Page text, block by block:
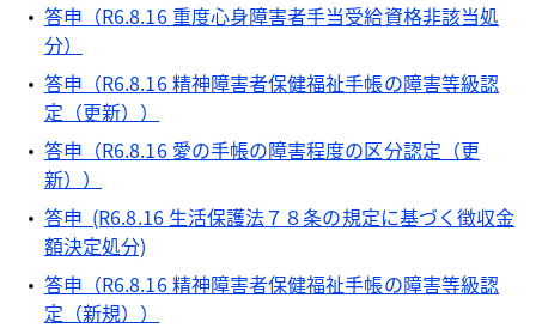
答申（R6.8.16 重度心身障害者手当受給資格非該当処
分）
答申（R6.8.16 精神障害者保健福祉手帳の障害等級認
定（更新））
答申（R6.8.16 愛の手帳の障害程度の区分認定（更
新））
答申 (R6.8.16 生活保護法７８条の規定に基づく徴収金
額決定処分)
答申（R6.8.16 精神障害者保健福祉手帳の障害等級認
定（新規））